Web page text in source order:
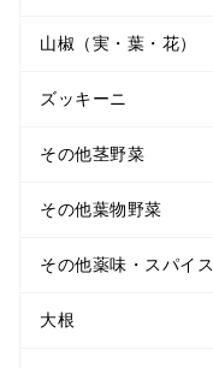
山椒（実・葉・花）
ズッキーニ
その他茎野菜
その他葉物野菜
その他薬味・スパイス
大根